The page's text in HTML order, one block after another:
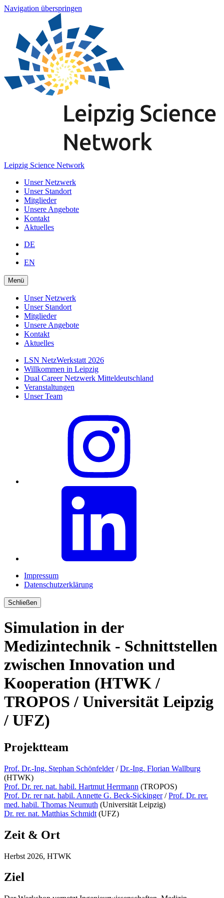
Navigation überspringen
Leipzig Science Network
Unser Netzwerk
Unser Standort
Mitglieder
Unsere Angebote
Kontakt
Aktuelles
DE
EN
Menü
Unser Netzwerk
Unser Standort
Mitglieder
Unsere Angebote
Kontakt
Aktuelles
LSN NetzWerkstatt 2026
Willkommen in Leipzig
Dual Career Netzwerk Mitteldeutschland
Veranstaltungen
Unser Team
Impressum
Datenschutzerklärung
Schließen
Simulation in der
Medizintechnik - Schnittstellen
zwischen Innovation und
Kooperation (HTWK /
TROPOS / Universität Leipzig
/ UFZ)
Projektteam
Prof. Dr.-Ing. Stephan Schönfelder/Dr.-Ing. Florian Wallburg
(HTWK)
Prof. Dr. rer. nat. habil. Hartmut Herrmann (TROPOS)
Prof. Dr. rer nat. habil. Annette G. Beck-Sickinger/Prof. Dr. rer.
med. habil. Thomas Neumuth (Universität Leipzig)
Dr. rer. nat. Matthias Schmidt (UFZ)
Zeit & Ort
Herbst 2026, HTWK
Ziel